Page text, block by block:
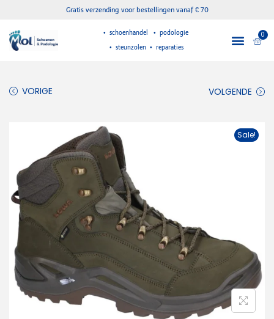
Gratis verzending voor bestellingen vanaf € 70
• schoenhandel • podologie
• steunzolen • reparaties
0
VORIGE VOLGENDE
Sale!